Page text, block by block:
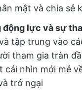
mật và chia sẻ
động lực và sự
tập trung vào
tham gia tràn
cái nhìn mới mẻ
trở ngại